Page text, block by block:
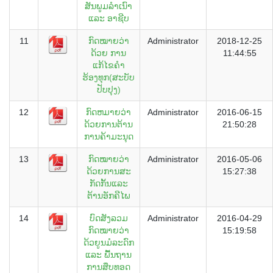
ສັນພູມລຳເນົາ
ແລະ ອາຊີບ
11
ກົດໝາຍວ່າ
ດ້ວຍ ການ
ແກ້ໄຂຄຳ
ຮ້ອງທຸກ(ສະບັບ
ປັບປຸງ)
Administrator
2018-12-25
11:44:55
12
ກົດຫມາຍວ່າ
ດ້ວຍການຕ້ານ
ການຄ້າມະນຸດ
Administrator
2016-06-15
21:50:28
13
ກົດໝາຍວ່າ
ດ້ວຍການສະ
ກັດກັ້ນແລະ
ຕ້ານອັກຄີໄພ
Administrator
2016-05-06
15:27:38
14
ບົດສັງລວມ
ກົດໝາຍວ່າ
ດ້ວຍູນມໍລະດົກ
ແລະ ພື້ນຖານ
ການສຶບທອດ
Administrator
2016-04-29
15:19:58